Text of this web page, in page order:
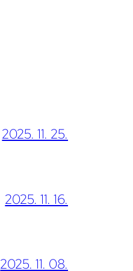
2025. 11. 25.
2025. 11. 16.
2025. 11. 08.